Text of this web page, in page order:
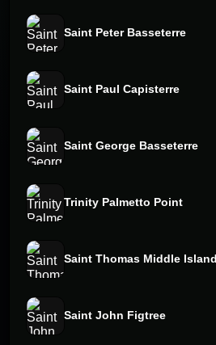
Saint Peter Basseterre
Saint Paul Capisterre
Saint George Basseterre
Trinity Palmetto Point
Saint Thomas Middle Island
Saint John Figtree